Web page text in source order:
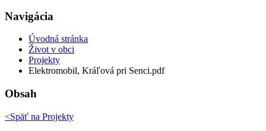
Navigácia
Úvodná stránka
Život v obci
Projekty
Elektromobil, Kráľová pri Senci.pdf
Obsah
<Späť na Projekty